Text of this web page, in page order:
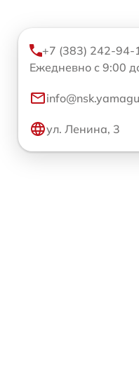
+7 (383) 242-94-
Ежедневно с 9:00
ул. Ленина, 3